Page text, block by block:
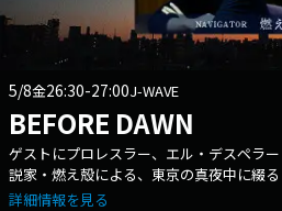
5/8金26:30-27:00J-WAVE
BEFORE DAWN
ゲストにプロレスラー、エル・デスペ
説家・燃え殻による、東京の真夜中に綴
DAWN』 5/8(金)はゲストにプロレスラ
詳細情報を見る